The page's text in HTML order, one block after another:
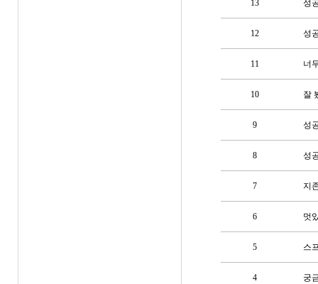
13 성
12 성
11 너
10 잘
9 성
8 성
7 지
6 멋
5 스
4 궁